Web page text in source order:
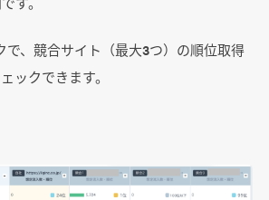
で、競合サイト（最大3つ）の順位取得
ックできます。